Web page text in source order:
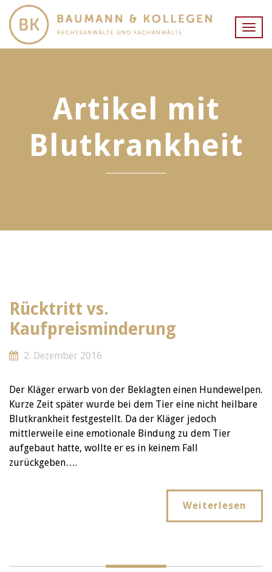
Artikel mit
Blutkrankheit
Rücktritt vs.
Kaufpreisminderung
2. Dezember 2016
Der Kläger erwarb von der Beklagten einen Hundewelpen.
Kurze Zeit später wurde bei dem Tier eine nicht heilbare
Blutkrankheit festgestellt. Da der Kläger jedoch
mittlerweile eine emotionale Bindung zu dem Tier
aufgebaut hatte, wollte er es in keinem Fall
zurückgeben….
Weiterlesen